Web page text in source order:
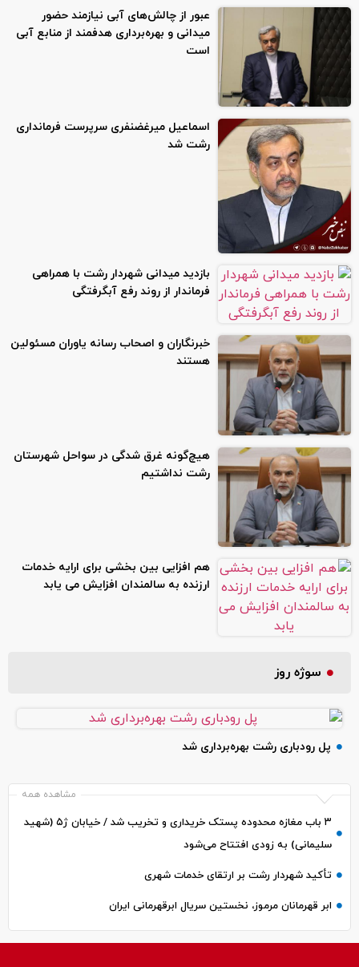
عبور از چالش‌های آبی نیازمند حضور
میدانی و بهره‌برداری هدفمند از منابع آبی
است
اسماعیل میرغضنفری سرپرست فرمانداری
رشت شد
بازدید میدانی شهردار رشت با همراهی
فرماندار از روند رفع آبگرفتگی
خبرنگاران و اصحاب رسانه یاوران مسئولین
هستند
هیچ‌گونه غرق شدگی در سواحل شهرستان
رشت نداشتیم
هم افزایی بین بخشی برای ارایه خدمات
ارزنده به سالمندان افزایش می یابد
سوژه روز
پل رودباری رشت بهره‌برداری شد
مشاهده همه
۳ باب مغازه محدوده پستک خریداری و تخریب شد / خیابان ژ۵ (شهید
سلیمانی) به زودی افتتاح می‌شود
تأکید شهردار رشت بر ارتقای خدمات شهری
ابر قهرمانان مرموز، نخستین سریال ابرقهرمانی ایران